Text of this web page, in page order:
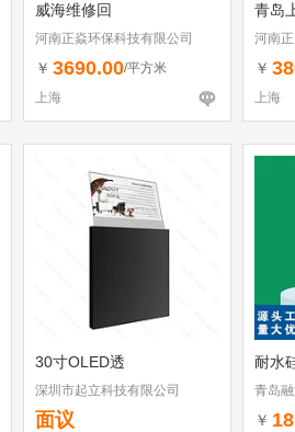
威海维修回
河南正焱环保科技有限公司
￥ 3690.00/平方米
上海
青岛
河南
￥
上海
30寸OLED透
深圳市起立科技有限公司
面议
耐水
青岛
￥